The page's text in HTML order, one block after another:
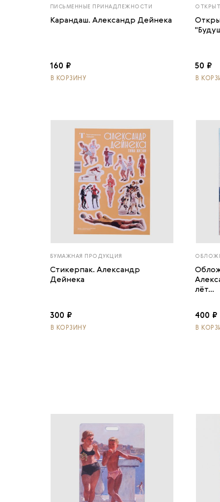
ПИСЬМЕННЫЕ ПРИНАДЛЕЖНОСТИ
Карандаш. Александр Дейнека
160 ₽
В КОРЗИНУ
50 ₽
В
БУМАЖНАЯ ПРОДУКЦИЯ
Стикерпак. Александр
Дейнека
300 ₽
В КОРЗИНУ
лёт...
400 ₽
В